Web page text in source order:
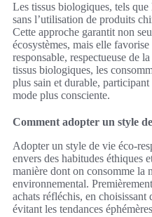
Les tissus biologiques, tels
sans l’utilisation de produits
Cette approche garantit non
écosystèmes, mais elle
responsable, respectueuse de
tissus biologiques, les
plus sain et durable,
mode plus consciente.
Comment adopter un style
Adopter un style de vie éco-
envers des habitudes éthiques
manière dont on consomme la
environnemental.
achats réfléchis, en choisissant
évitant les tendances